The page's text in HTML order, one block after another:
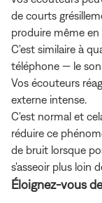
de courts
produire même en
C'est similaire à
téléphone — le son
Vos écouteurs
externe intense.
C'est normal et
réduire ce
de bruit lorsque
s'asseoir plus loin
Éloignez-vous